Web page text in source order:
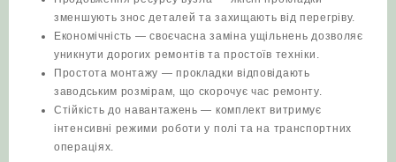
зменшують знос деталей та захищають від перегріву.
Економічність — своєчасна заміна ущільнень дозволяє
уникнути дорогих ремонтів та простоїв техніки.
Простота монтажу — прокладки відповідають
заводським розмірам, що скорочує час ремонту.
Стійкість до навантажень — комплект витримує
інтенсивні режими роботи у полі та на транспортних
операціях.